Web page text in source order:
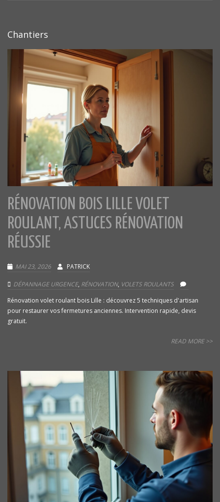
Chantiers
RÉNOVATION BOIS LILLE VOLET
ROULANT, ASTUCES RÉNOVATION
RÉUSSIE
MAI 23, 2026 PATRICK
DÉPANNAGE URGENCE, RÉNOVATION, VOLETS ROULANTS
Rénovation volet roulant bois Lille : découvrez 5 techniques d'artisan
pour restaurer vos fermetures anciennes. Intervention rapide, devis
gratuit.
READ MORE >>